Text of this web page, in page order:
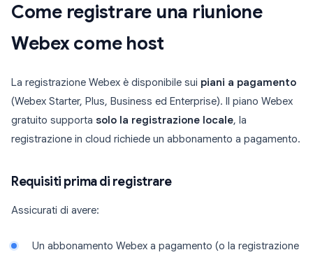
Come registrare una riunione
Webex come host
La registrazione Webex è disponibile sui piani a pagamento
(Webex Starter, Plus, Business ed Enterprise). Il piano Webex
gratuito supporta solo la registrazione locale, la
registrazione in cloud richiede un abbonamento a pagamento.
Requisiti prima di registrare
Assicurati di avere:
Un abbonamento Webex a pagamento (o la registrazione